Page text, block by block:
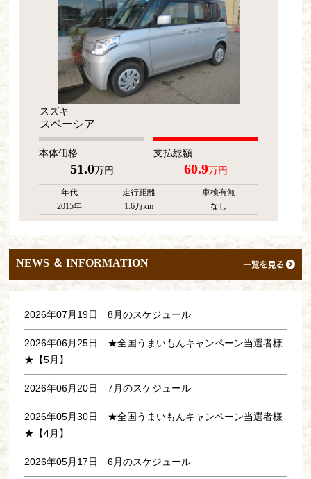
スズキ
スペーシア
本体価格
51.0万円
支払総額
60.9万円
年代
2015年
走行距離
1.6万km
車検有無
なし
NEWS ＆ INFORMATION
2026年07月19日8月のスケジュール
2026年06月25日 ★全国うまいもんキャンペーン当選者様
★【5月】
2026年06月20日7月のスケジュール
2026年05月30日 ★全国うまいもんキャンペーン当選者様
★【4月】
2026年05月17日6月のスケジュール